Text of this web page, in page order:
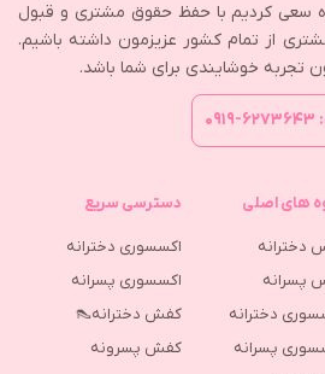
سعی کردیم با حفظ حقوق مشتری و قبول
از تمام کشور عزیزمون داشته باشیم.
تجربه خوشایندی برای شما باشد.
های اصلی
دخترانه
پسرانه
دخترانه
پسرانه
دسترسی سریع
اکسسوری دخترانه
اکسسوری پسرانه
کفش دخترانه👠
كفش پسرونه